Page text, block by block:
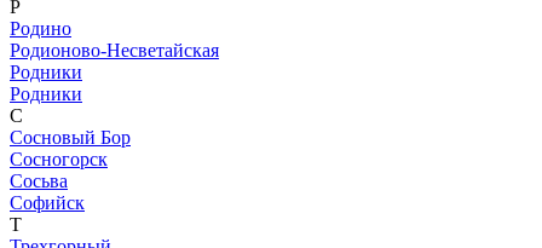
Р
Родино
Родионово-Несветайская
Родники
Родники
С
Сосновый Бор
Сосногорск
Сосьва
Софийск
Т